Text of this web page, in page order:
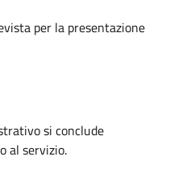
per la presentazione
si conclude
al servizio.